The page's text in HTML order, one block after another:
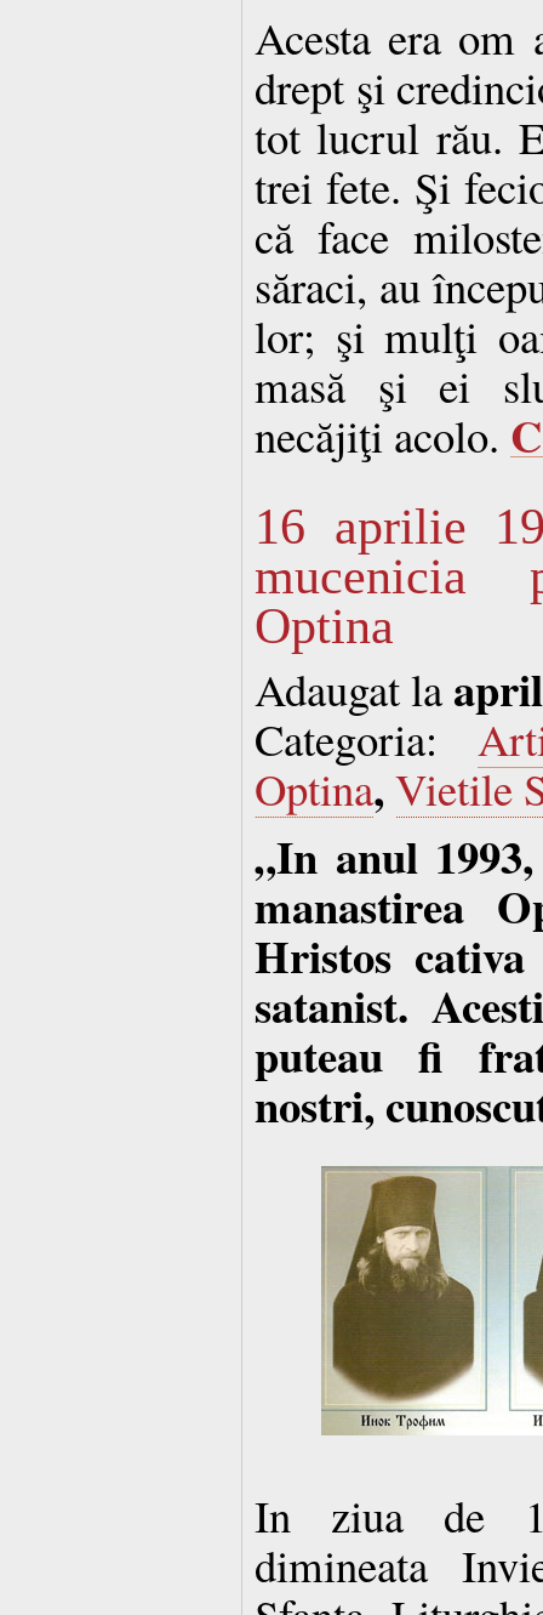
Acesta era om
drept şi
tot lucrul rău.
trei fete. Şi
că face
săraci, au
lor; şi mulţi
masă şi ei
necăjiţi acolo.
16 aprilie
Optina
Adaugat la
Categoria:
Optina,Vietile
„In anul
manastirea
Hristos
satanist.
puteau fi
nostri,
In ziua de
dimineata